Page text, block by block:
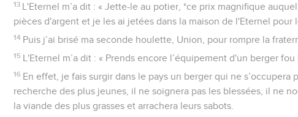
13 L'Eternel m’a dit : « Jette-le au potier, *ce prix magnifique
pièces d'argent et je les ai jetées dans la maison de l'Eternel pour
14 Puis j’ai brisé ma seconde houlette, Union, pour rompre la
15 L'Eternel m’a dit : « Prends encore l’équipement d'un berger fou
16 En effet, je fais surgir dans le pays un berger qui ne s’occupera
recherche des plus jeunes, il ne soignera pas les blessées, il ne
la viande des plus grasses et arrachera leurs sabots.